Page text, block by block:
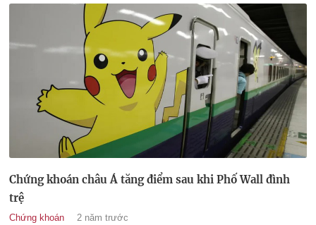
Chứng khoán châu Á tăng điểm sau khi Phố Wall đình
trệ
Chứng khoán 2 năm trước